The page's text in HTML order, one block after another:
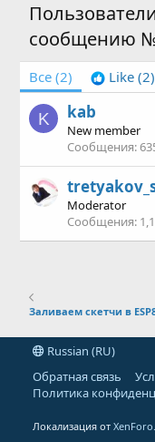
сообщению
Все (2) Like (2)
K kab
New member
Сообщения
Moderator
Сообщения
Russian (RU)
Обратная связь
Политика
Локализация от